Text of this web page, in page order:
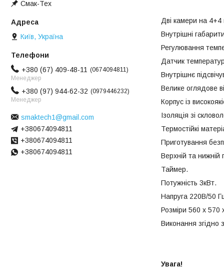
Дві камери на
Внутрішні
Регулювання
Датчик
Внутрішнє
Велике оглядове
Корпус із
Ізоляція зі
Термостійкі
Приготування
Верхній та нижній
Таймер.
Потужність 3кВт.
Напруга 220В/50
Розміри 560 x 570
Виконання
Увага!
Смак-Тех
Київ, Україна
+380 (67) 409-48-11
0674094811
Менеджер
+380 (97) 944-62-32
0979446232
Менеджер
smaktech1@gmail.com
+380674094811
+380674094811
+380674094811